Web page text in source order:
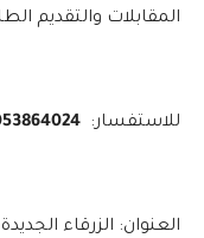
المقابلات والتقديم
للاستفسار:
العنوان: الزرقاء